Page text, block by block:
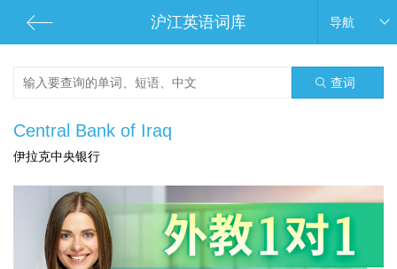
沪江英语词库 导航
查词
Central Bank of Iraq
伊拉克中央银行